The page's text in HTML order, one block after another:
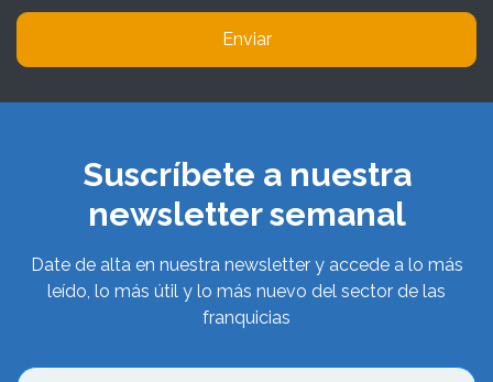
Enviar
Suscríbete a nuestra
newsletter semanal
Date de alta en nuestra newsletter y accede a lo más
leído, lo más útil y lo más nuevo del sector de las
franquicias